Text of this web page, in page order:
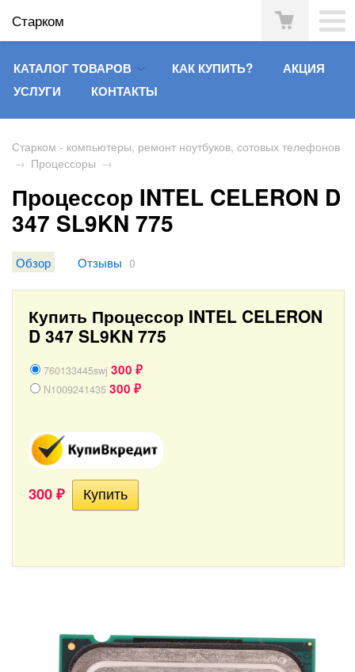
Старком
КАТАЛОГ ТОВАРОВ КАК КУПИТЬ?
АКЦИЯ
УСЛУГИ
КОНТАКТЫ
Старком - компьютеры, ремонт ноутбуков, сотовых телефонов
→ Процессоры →
Процессор INTEL CELERON D
347 SL9KN 775
Обзор Отзывы 0
Купить Процессор INTEL CELERON
D 347 SL9KN 775
760133445swj 300 ₽
N1009241435 300 ₽
300 ₽